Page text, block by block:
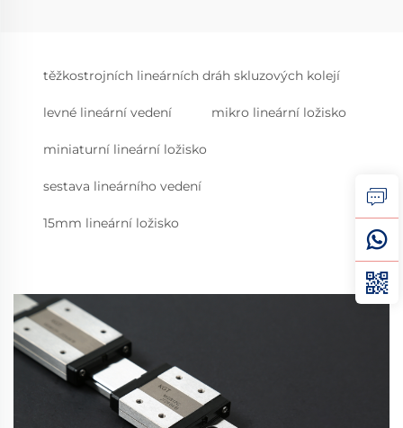
těžkostrojních lineárních dráh skluzových kolejí
levné lineární vedení mikro lineární ložisko
miniaturní lineární ložisko
sestava lineárního vedení
15mm lineární ložisko